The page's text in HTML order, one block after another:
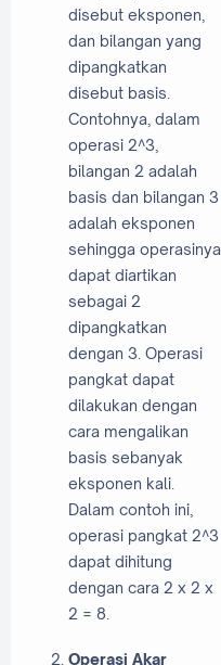
disebut eksponen,
dan bilangan yang
dipangkatkan
disebut basis.
Contohnya, dalam
operasi 2^3,
bilangan 2 adalah
basis dan bilangan 3
adalah eksponen
sehingga operasinya
dapat diartikan
sebagai 2
dipangkatkan
dengan 3. Operasi
pangkat dapat
dilakukan dengan
cara mengalikan
basis sebanyak
eksponen kali.
Dalam contoh ini,
operasi pangkat 2^3
dapat dihitung
dengan cara 2 x 2 x
2 = 8.
Operasi Akar